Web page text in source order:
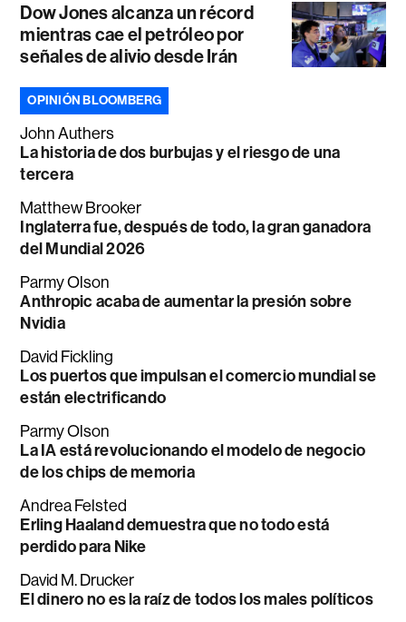
Dow Jones alcanza un récord
mientras cae el petróleo por
señales de alivio desde Irán
OPINIÓN BLOOMBERG
John Authers
La historia de dos burbujas y el riesgo de una
tercera
Matthew Brooker
Inglaterra fue, después de todo, la gran ganadora
del Mundial 2026
Parmy Olson
Anthropic acaba de aumentar la presión sobre
Nvidia
David Fickling
Los puertos que impulsan el comercio mundial se
están electrificando
Parmy Olson
La IA está revolucionando el modelo de negocio
de los chips de memoria
Andrea Felsted
Erling Haaland demuestra que no todo está
perdido para Nike
David M. Drucker
El dinero no es la raíz de todos los males políticos